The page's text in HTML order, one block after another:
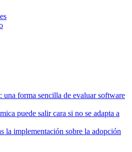
una forma sencilla de evaluar software
puede salir cara si no se adapta a
la implementación sobre la adopción